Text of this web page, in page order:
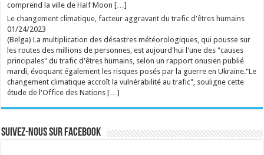
comprend la ville de Half Moon […]
Le changement climatique, facteur aggravant du trafic d'êtres humains
01/24/2023
(Belga) La multiplication des désastres météorologiques, qui pousse sur
les routes des millions de personnes, est aujourd'hui l'une des "causes
principales" du trafic d'êtres humains, selon un rapport onusien publié
mardi, évoquant également les risques posés par la guerre en Ukraine."Le
changement climatique accroît la vulnérabilité au trafic", souligne cette
étude de l'Office des Nations […]
Suivez-nous sur Facebook